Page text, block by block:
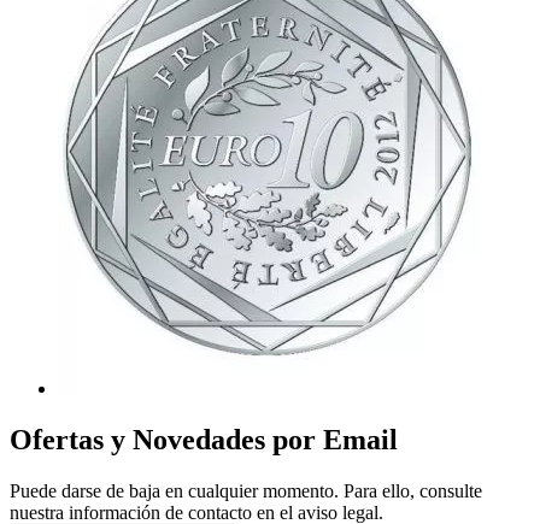
Ofertas y Novedades por Email
Puede darse de baja en cualquier momento. Para ello, consulte
nuestra información de contacto en el aviso legal.